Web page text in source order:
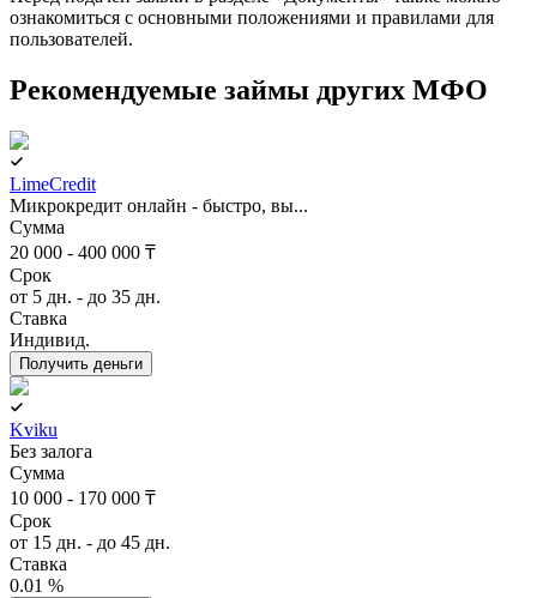
ознакомиться с основными положениями и правилами для
пользователей.
Рекомендуемые займы других МФО
LimeCredit
Микрокредит онлайн - быстро, вы...
Сумма
20 000 - 400 000 ₸
Срок
от 5 дн. - до 35 дн.
Ставка
Индивид.
Получить деньги
Kviku
Без залога
Сумма
10 000 - 170 000 ₸
Срок
от 15 дн. - до 45 дн.
Ставка
0.01 %